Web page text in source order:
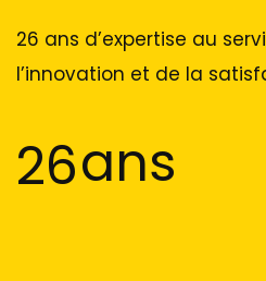
26 ans d’expertise au
l’innovation et de la
26ans